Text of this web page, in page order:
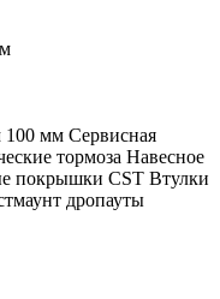
100 мм Сервисная
тормоза Навесное
покрышки CST Втулки
дропауты